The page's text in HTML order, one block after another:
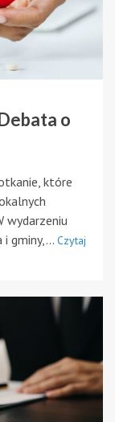
o
które
wydarzeniu
gminy,... Czytaj